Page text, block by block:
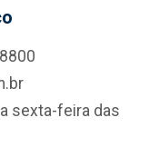
sexta-feira das